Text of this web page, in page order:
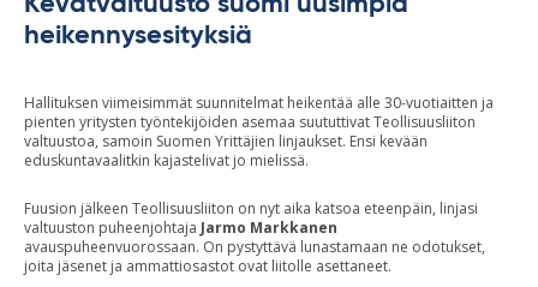
heikennysesityksiä
Hallituksen viimeisimmät suunnitelmat heikentää alle 30-vuotiaitten ja
pienten yritysten työntekijöiden asemaa suututtivat Teollisuusliiton
valtuustoa, samoin Suomen Yrittäjien linjaukset. Ensi kevään
eduskuntavaalitkin kajastelivat jo mielissä.
Fuusion jälkeen Teollisuusliiton on nyt aika katsoa eteenpäin, linjasi
valtuuston puheenjohtaja Jarmo Markkanen
avauspuheenvuorossaan. On pystyttävä lunastamaan ne odotukset,
joita jäsenet ja ammattiosastot ovat liitolle asettaneet.